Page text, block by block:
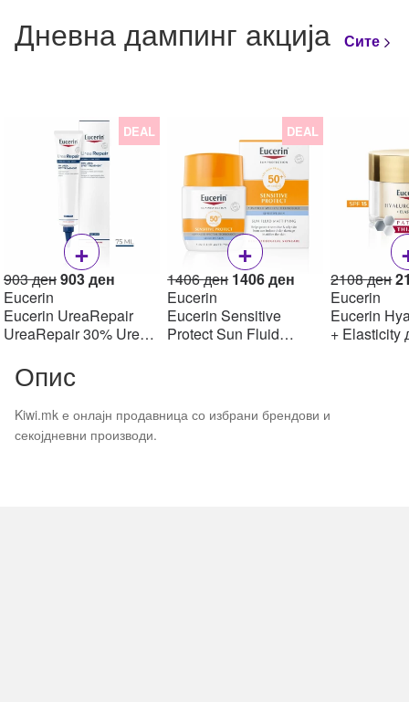
Дневна дампинг акција Сите
DEAL
+
903денOriginal
was:
903 ден.
903ден
is:
903 ден.
Eucerin
Eucerin UreaRepair
UreaRepair 30% Urea
30% уреа 75 мл
DEAL
+
1406ден Original
was:
1406 ден.
1406ден Current
1406 ден.
Eucerin
Eucerin Sensitive
Protect Sun Fluid
2108ден
Eucerin
Eucerin
+ Elasticity
Опис
Kiwi.mk е онлајн продавница со избрани брендови и
секојдневни производи.